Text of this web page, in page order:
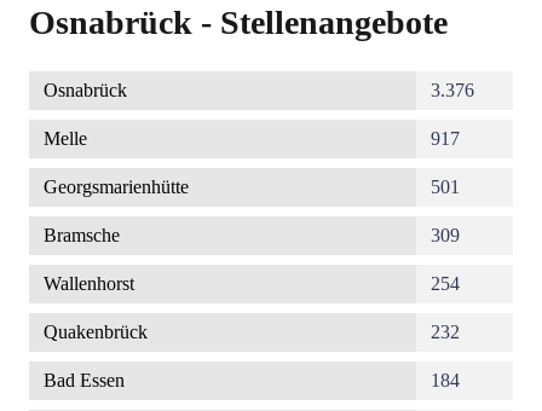
Osnabrück - Stellenangebote
Osnabrück 3.376
Melle 917
Georgsmarienhütte 501
Bramsche 309
Wallenhorst 254
Quakenbrück 232
Bad Essen 184